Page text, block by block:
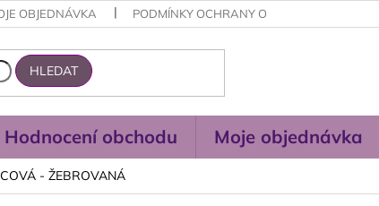
OBJEDNÁVKA PODMÍNKY OCHRANY OSOBNÍCH ÚDAJŮ
HLEDAT
Hodnocení obchodu Moje objednávka
- ŽEBROVANÁ